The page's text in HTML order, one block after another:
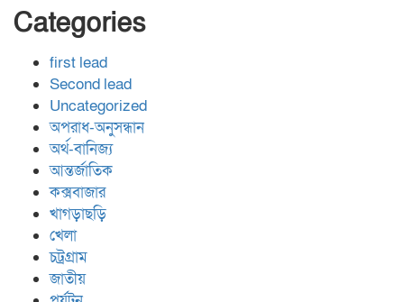
Categories
first lead
Second lead
Uncategorized
অপরাধ-অনুসন্ধান
অর্থ-বানিজ্য
আন্তর্জাতিক
কক্সবাজার
খাগড়াছড়ি
খেলা
চট্রগ্রাম
জাতীয়